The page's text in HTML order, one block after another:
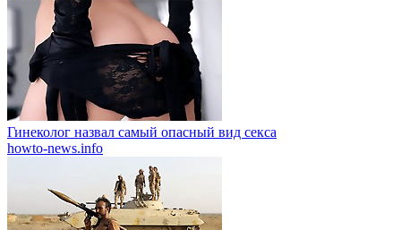
Гинеколог назвал самый опасный вид секса
howto-news.info